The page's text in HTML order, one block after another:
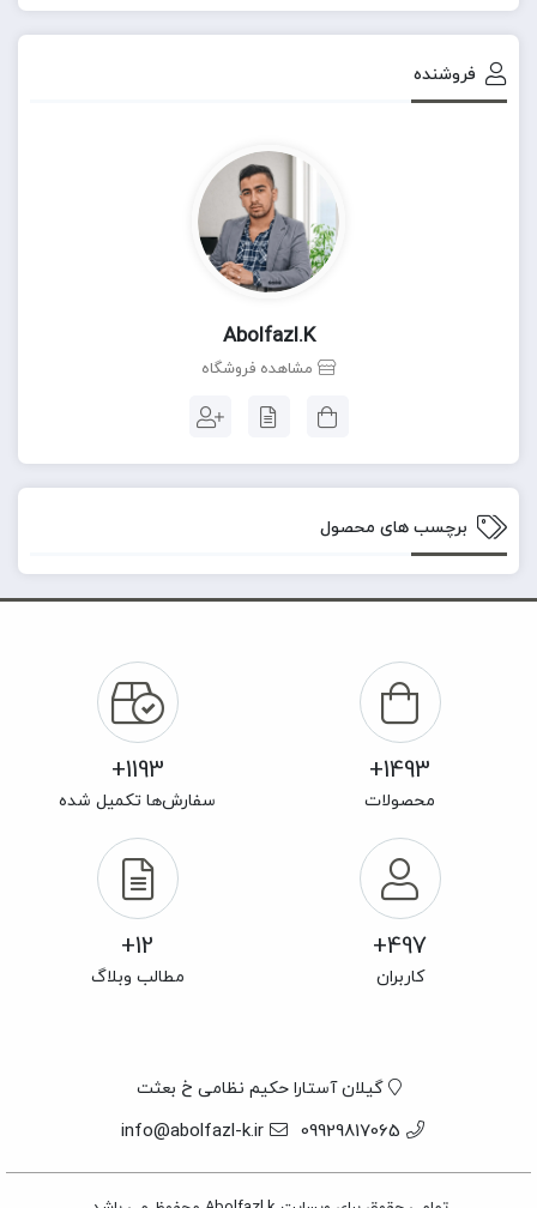
فروشنده
Abolfazl.k
مشاهده فروشگاه
برچسب های محصول
1493+
محصولات
1193+
سفارش‌ها تکمیل شده
497+
کاربران
12+
مطالب وبلاگ
گیلان آستارا حکیم نظامی خ بعثت
09929817065
info@abolfazl-k.ir